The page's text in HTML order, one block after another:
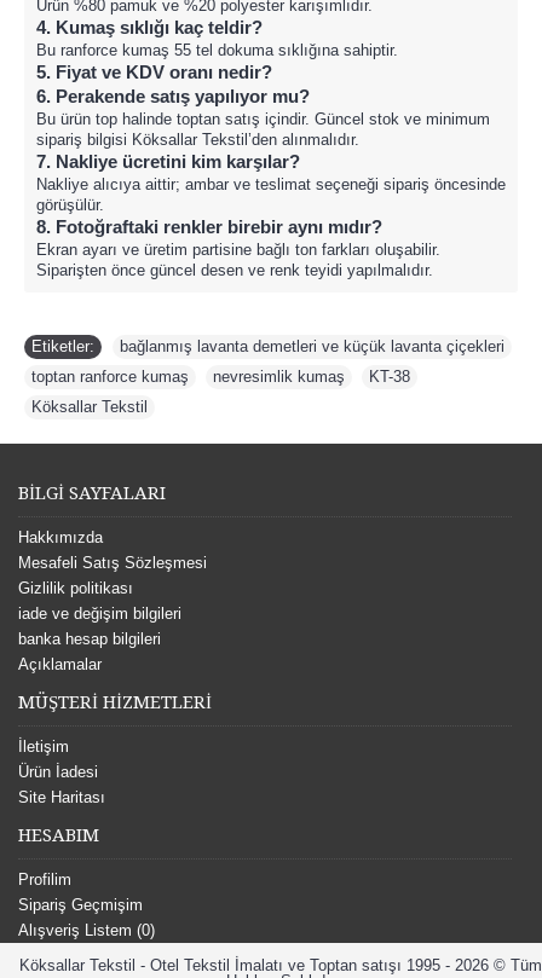
Ürün %80 pamuk ve %20 polyester karışımlıdır.
4. Kumaş sıklığı kaç teldir?
Bu ranforce kumaş 55 tel dokuma sıklığına sahiptir.
5. Fiyat ve KDV oranı nedir?
6. Perakende satış yapılıyor mu?
Bu ürün top halinde toptan satış içindir. Güncel stok ve minimum
sipariş bilgisi Köksallar Tekstil’den alınmalıdır.
7. Nakliye ücretini kim karşılar?
Nakliye alıcıya aittir; ambar ve teslimat seçeneği sipariş öncesinde
görüşülür.
8. Fotoğraftaki renkler birebir aynı mıdır?
Ekran ayarı ve üretim partisine bağlı ton farkları oluşabilir.
Siparişten önce güncel desen ve renk teyidi yapılmalıdır.
Etiketler: bağlanmış lavanta demetleri ve küçük lavanta çiçekleri
toptan ranforce kumaş
nevresimlik kumaş KT-38
Köksallar Tekstil
BİLGİ SAYFALARI
Hakkımızda
Mesafeli Satış Sözleşmesi
Gizlilik politikası
iade ve değişim bilgileri
banka hesap bilgileri
Açıklamalar
MÜŞTERİ HİZMETLERİ
İletişim
Ürün İadesi
Site Haritası
HESABIM
Profilim
Sipariş Geçmişim
Alışveriş Listem (0)
Köksallar Tekstil - Otel Tekstil İmalatı ve Toptan satışı 1995 - 2026 © Tüm